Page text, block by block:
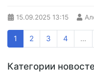
15.09.2025 13:15
1 2 3 4 ...
Категории